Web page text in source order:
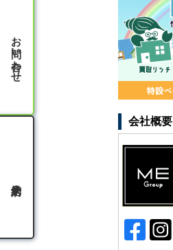
会社概要
お問い合わせ